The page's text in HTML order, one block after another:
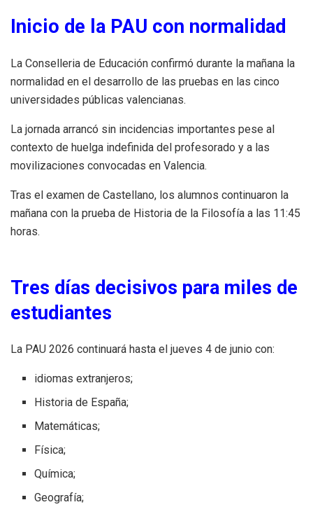
Inicio de la PAU con normalidad
La Conselleria de Educación confirmó durante la mañana la
normalidad en el desarrollo de las pruebas en las cinco
universidades públicas valencianas.
La jornada arrancó sin incidencias importantes pese al
contexto de huelga indefinida del profesorado y a las
movilizaciones convocadas en Valencia.
Tras el examen de Castellano, los alumnos continuaron la
mañana con la prueba de Historia de la Filosofía a las 11:45
horas.
Tres días decisivos para miles de
estudiantes
La PAU 2026 continuará hasta el jueves 4 de junio con:
idiomas extranjeros;
Historia de España;
Matemáticas;
Física;
Química;
Geografía;